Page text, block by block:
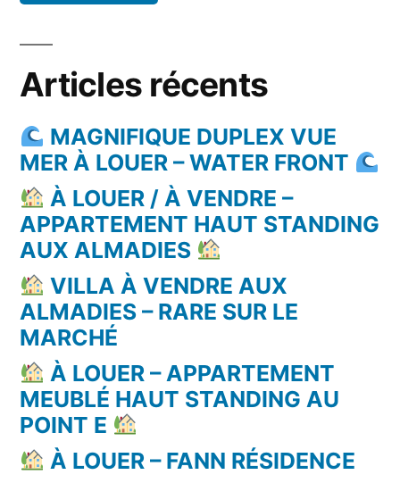
Articles récents
MAGNIFIQUE DUPLEX VUE
MER À LOUER – WATER FRONT
À LOUER / À VENDRE –
APPARTEMENT HAUT STANDING
AUX ALMADIES
VILLA À VENDRE AUX
ALMADIES – RARE SUR LE
MARCHÉ
À LOUER – APPARTEMENT
MEUBLÉ HAUT STANDING AU
POINT E
À LOUER – FANN RÉSIDENCE